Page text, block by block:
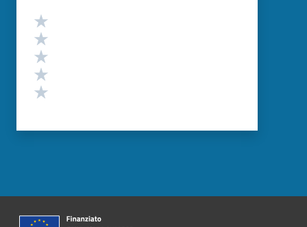
Valutazione